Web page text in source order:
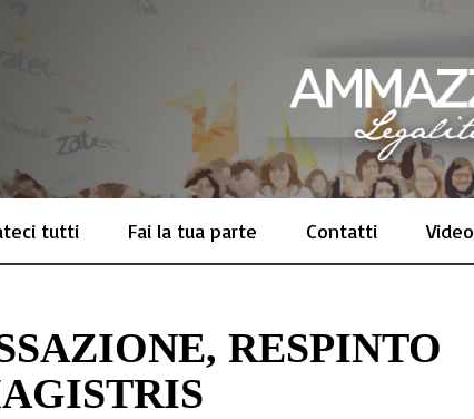
tutti Fai la tua parte Contatti Video
RESPINTO